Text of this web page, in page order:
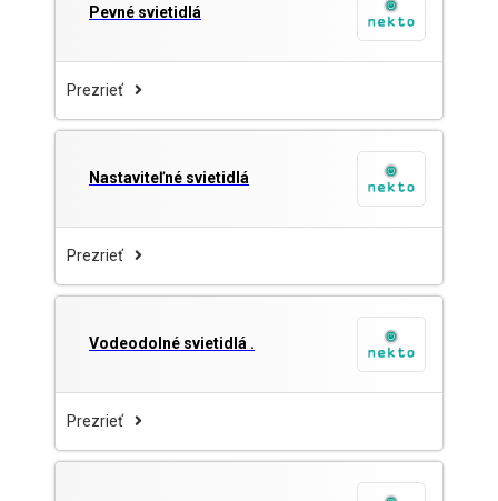
Pevné svietidlá
Prezrieť
Nastaviteľné svietidlá
Prezrieť
Vodeodolné svietidlá .
Prezrieť